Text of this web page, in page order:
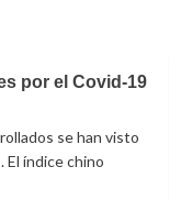
por el Covid-19
se han visto
índice chino